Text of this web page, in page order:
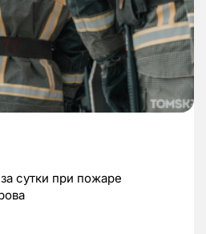
сутки при пожаре